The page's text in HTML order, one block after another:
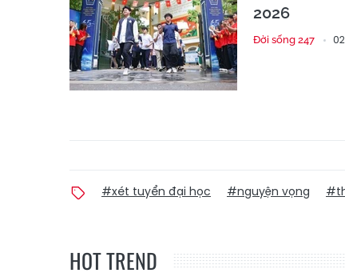
2026
Đời sống 247
#xét tuyển đại học #nguyện vọng
HOT TREND